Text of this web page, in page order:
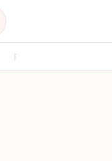
Religiosa